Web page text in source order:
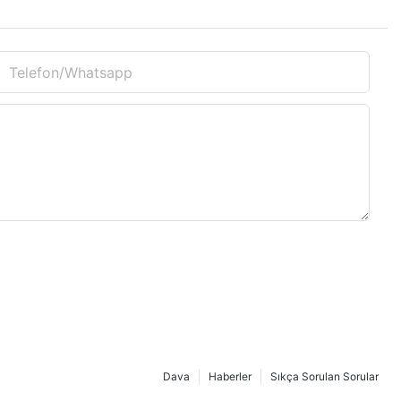
Telefon/whatsapp
Sıkça Sorulan Sorular
Haberler
Dava